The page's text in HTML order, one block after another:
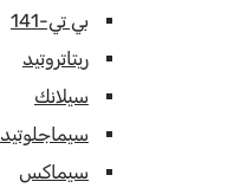
بي تي-141
ريتاتروتيد
سيلانك
سيماجلوتيد
سيماكس